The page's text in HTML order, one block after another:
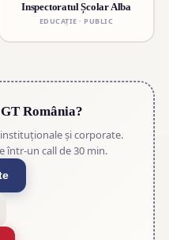
Inspectoratul Școlar Alba
EDUCAȚIE · PUBLIC
România?
și corporate.
într-un call de 30 min.